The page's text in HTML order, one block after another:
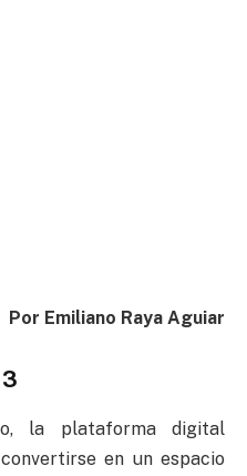
Por Emiliano Raya Aguiar
la plataforma digital
en un espacio